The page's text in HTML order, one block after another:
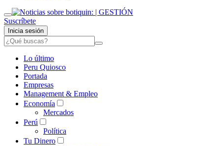
Suscríbete
Inicia sesión
Lo último
Peru Quiosco
Portada
Empresas
Management & Empleo
Economía
Mercados
Perú
Política
Tu Dinero